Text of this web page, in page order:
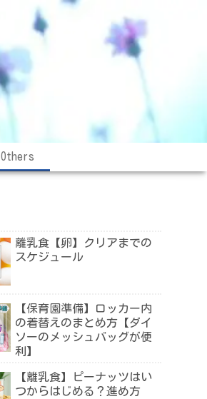
Others
離乳食【卵】クリアまでの
スケジュール
【保育園準備】ロッカー内
の着替えのまとめ方【ダイ
ソーのメッシュバッグが便
利】
【離乳食】ピーナッツはい
つからはじめる？進め方